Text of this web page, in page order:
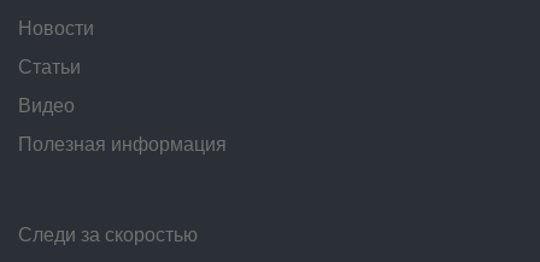
Новости
Статьи
Видео
Полезная информация
Следи за скоростью